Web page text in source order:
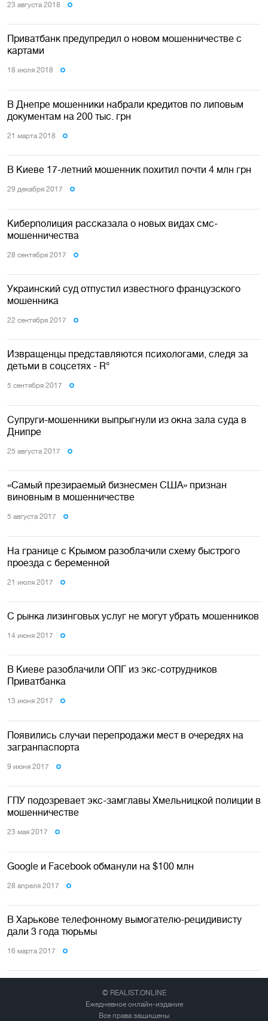
23 августа 2018
Приватбанк предупредил о новом мошенничестве с
картами
18 июля 2018
В Днепре мошенники набрали кредитов по липовым
документам на 200 тыс. грн
21 марта 2018
В Киеве 17-летний мошенник похитил почти 4 млн грн
29 декабря 2017
Киберполиция рассказала о новых видах смс-
мошенничества
28 сентября 2017
Украинский суд отпустил известного французского
мошенника
22 сентября 2017
Извращенцы представляются психологами, следя за
детьми в соцсетях - R°
5 сентября 2017
Супруги-мошенники выпрыгнули из окна зала суда в
Днипре
25 августа 2017
«Самый презираемый бизнесмен США» признан
виновным в мошенничестве
5 августа 2017
На границе с Крымом разоблачили схему быстрого
проезда с беременной
21 июля 2017
С рынка лизинговых услуг не могут убрать мошенников
14 июня 2017
В Киеве разоблачили ОПГ из экс-сотрудников
Приватбанка
13 июня 2017
Появились случаи перепродажи мест в очередях на
загранпаспорта
9 июня 2017
ГПУ подозревает экс-замглавы Хмельницкой полиции в
мошенничестве
23 мая 2017
Google и Facebook обманули на $100 млн
28 апреля 2017
В Харькове телефонному вымогателю-рецидивисту
дали 3 года тюрьмы
16 марта 2017
© REALIST.ONLINE
Ежедневное онлайн-издание
Все права защищены